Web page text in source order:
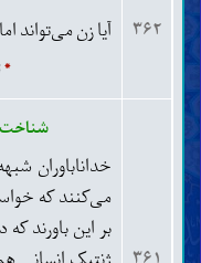
قصاص و دیات
ولایت، قضاوت و
حَجْر (ممنوعیّت از
عقود و معاملات
خرید، فروش، اجاره و
هبه، ودیعه، عاریه،
مضاربه، مزارعه،
ضمانت، کفالت و
نکاح، حجاب و
۳۶۲ آیا زن می‌تواند
*
شناخت
خداناباوران
می‌کنند که
بر این باورند